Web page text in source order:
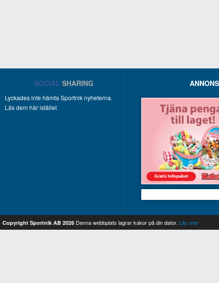
SOCIAL SHARING
Lyckades inte hämta Sportnik nyheterna.
Läs dem här istället
Copyright Sportnik AB 2026 Denna webbplats lagrar kakor på din dator. Läs mer